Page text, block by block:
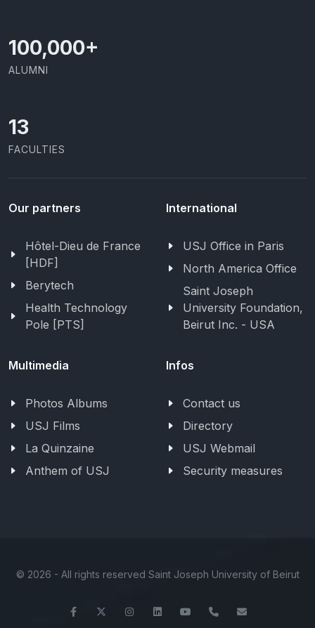
100,000+
ALUMNI
13
FACULTIES
Our partners
Hôtel-Dieu de France
[HDF]
Berytech
Health Technology
Pole [PTS]
International
USJ Office in Paris
North America Office
Saint Joseph
University Foundation,
Beirut Inc. - USA
Multimedia
Photos Albums
USJ Films
La Quinzaine
Anthem of USJ
Infos
Contact us
Directory
USJ Webmail
Security measures
© 2026 - All rights reserved Saint Joseph University of Beirut
FacebookTwitter InstagramLinkedInYouTube+961-1-421000